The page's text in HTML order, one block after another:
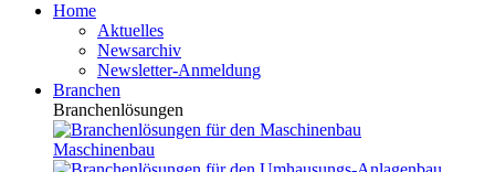
Home
Aktuelles
Newsarchiv
Newsletter-Anmeldung
Branchen
Branchenlösungen
Maschinenbau